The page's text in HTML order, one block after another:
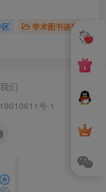
区 学术图书讲座
6
们
号-1